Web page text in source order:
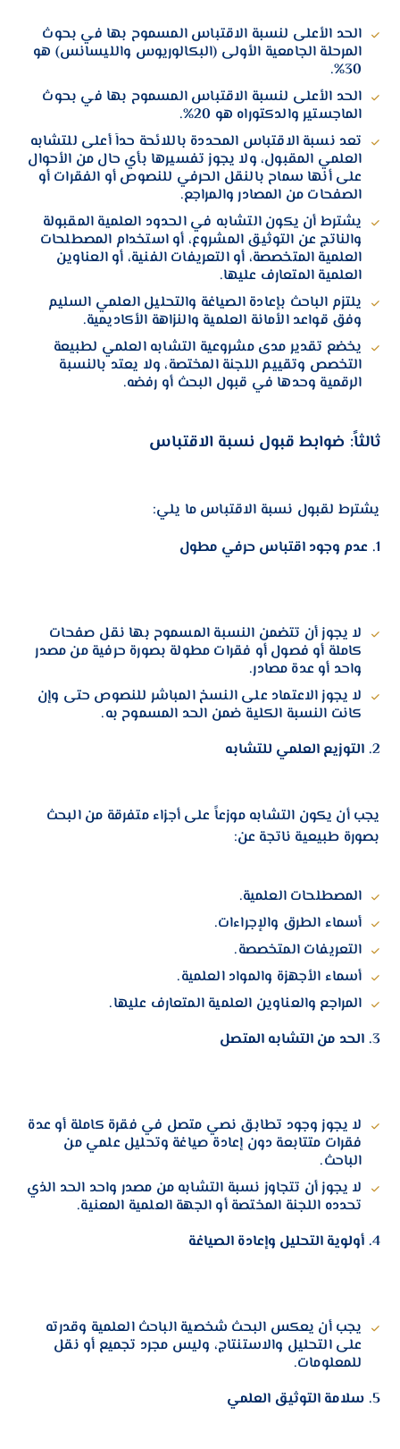
الحد الأعلى لنسبة الاقتباس المسموح بها في بحوث
المرحلة الجامعية الأولى (البكالوريوس والليسانس) هو
30%
.
الحد الأعلى لنسبة الاقتباس المسموح بها في بحوث
الماجستير والدكتوراه هو 20%
.
تعد نسبة الاقتباس المحددة باللائحة حداً أعلى للتشابه
العلمي المقبول، ولا يجوز تفسيرها بأي حال من الأحوال
على أنها سماح بالنقل الحرفي للنصوص أو الفقرات أو
الصفحات من المصادر والمراجع.
يشترط أن يكون التشابه في الحدود العلمية المقبولة
والناتج عن التوثيق المشروع، أو استخدام المصطلحات
العلمية المتخصصة، أو التعريفات الفنية، أو العناوين
العلمية المتعارف عليها.
يلتزم الباحث بإعادة الصياغة والتحليل العلمي السليم
وفق قواعد الأمانة العلمية والنزاهة الأكاديمية.
يخضع تقدير مدى مشروعية التشابه العلمي لطبيعة
التخصص وتقييم اللجنة المختصة، ولا يعتد بالنسبة
الرقمية وحدها في قبول البحث أو رفضه.
ثالثاً: ضوابط قبول نسبة الاقتباس
يشترط لقبول نسبة الاقتباس ما يلي:
1. عدم وجود اقتباس حرفي مطول
لا يجوز أن تتضمن النسبة المسموح بها نقل صفحات
كاملة أو فصول أو فقرات مطولة بصورة حرفية من مصدر
واحد أو عدة مصادر.
لا يجوز الاعتماد على النسخ المباشر للنصوص حتى وإن
كانت النسبة الكلية ضمن الحد المسموح به.
2. التوزيع العلمي للتشابه
يجب أن يكون التشابه موزعاً على أجزاء متفرقة من البحث
بصورة طبيعية ناتجة عن:
المصطلحات العلمية.
أسماء الطرق والإجراءات.
التعريفات المتخصصة.
أسماء الأجهزة والمواد العلمية.
المراجع والعناوين العلمية المتعارف عليها.
3. الحد من التشابه المتصل
لا يجوز وجود تطابق نصي متصل في فقرة كاملة أو عدة
فقرات متتابعة دون إعادة صياغة وتحليل علمي من
الباحث.
لا يجوز أن تتجاوز نسبة التشابه من مصدر واحد الحد الذي
تحدده اللجنة المختصة أو الجهة العلمية المعنية.
4. أولوية التحليل وإعادة الصياغة
يجب أن يعكس البحث شخصية الباحث العلمية وقدرته
على التحليل والاستنتاج، وليس مجرد تجميع أو نقل
للمعلومات.
5. سلامة التوثيق العلمي